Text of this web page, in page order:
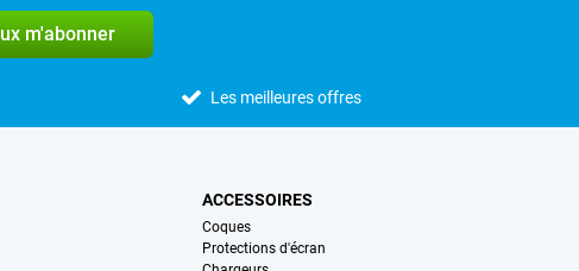
m'abonner
Les meilleures offres
ACCESSOIRES
Coques
Protections d'écran